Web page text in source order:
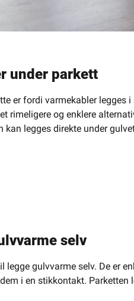
under parkett
er fordi varmekabler legges
og enklere
legges direkte under
selv
legge gulvvarme selv. De er
i en stikkontakt. Parketten